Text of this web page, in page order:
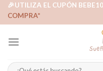
Skip🎉UTILIZA EL CUPÓN
COMPRA*
Buscar